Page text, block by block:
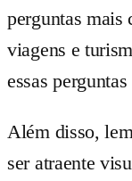
perguntas mais
viagens e
essas
Além disso,
ser atraente